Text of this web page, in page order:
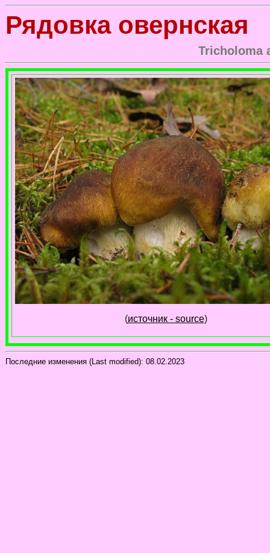
Рядовка овернская
Tricholoma
(источник - source)
Последние изменения (Last modified): 08.02.2023